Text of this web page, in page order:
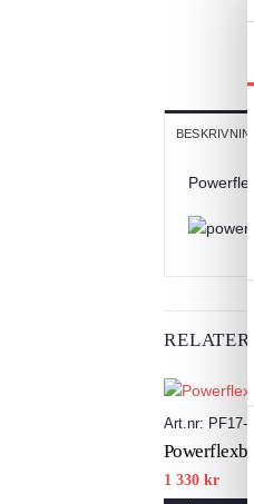
BESKRIVNING
Art.nr: PF17-
1 330 kr